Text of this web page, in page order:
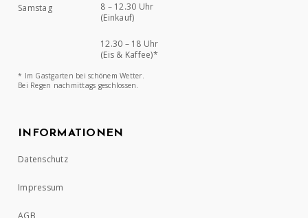
Samstag
8 – 12.30 Uhr
(Einkauf)
12.30 – 18 Uhr
(Eis & Kaffee)*
* Im Gastgarten bei schönem Wetter.
Bei Regen nachmittags geschlossen.
INFORMATIONEN
Datenschutz
Impressum